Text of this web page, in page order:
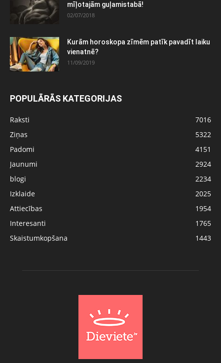
mīļotajām guļamistabā!
02/07/2018
Kurām horoskopa zīmēm patīk pavadīt laiku
vienatnē?
11/09/2019
POPULĀRĀS KATEGORIJAS
Raksti
7016
Ziņas
5322
Padomi
4151
Jaunumi
2924
blogi
2234
Izklaide
2025
Attiecības
1954
Interesanti
1765
Skaistumkopšana
1443